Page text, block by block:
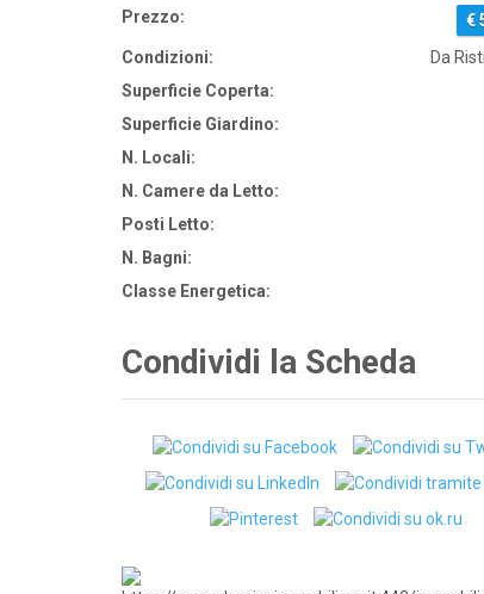
Prezzo:
€
Condizioni:
Da
Superficie Coperta:
Superficie Giardino:
N. Locali:
N. Camere da Letto:
Posti Letto:
N. Bagni:
Classe Energetica:
Condividi la Scheda